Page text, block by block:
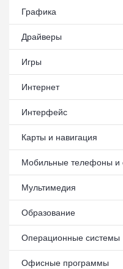
Графика
Драйверы
Игры
Интернет
Интерфейс
Карты и навигация
Мобильные телефоны и
Мультимедия
Образование
Операционные системы
Офисные программы